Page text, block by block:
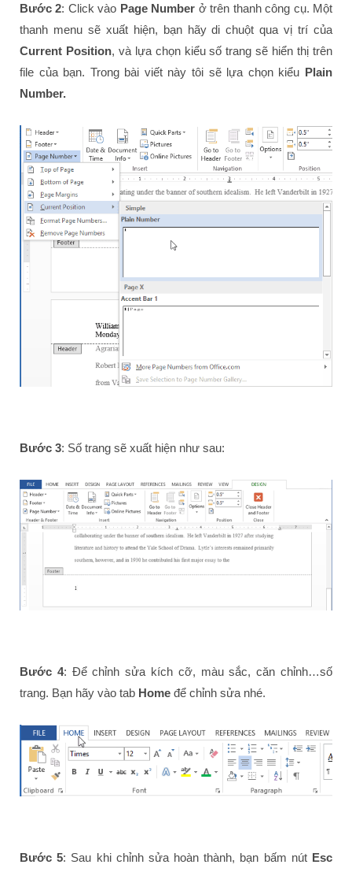
Bước 2: Click vào Page Number ở trên thanh công cụ. Một
thanh menu sẽ xuất hiện, bạn hãy di chuột qua vị trí của
Current Position, và lựa chọn kiểu số trang sẽ hiển thị trên
file của bạn. Trong bài viết này tôi sẽ lựa chọn kiểu Plain
Number.
Bước 3: Số trang sẽ xuất hiện như sau:
Bước 4: Để chỉnh sửa kích cỡ, màu sắc, căn chỉnh…số
trang. Bạn hãy vào tab Home để chỉnh sửa nhé.
Bước 5: Sau khi chỉnh sửa hoàn thành, bạn bấm nút Esc